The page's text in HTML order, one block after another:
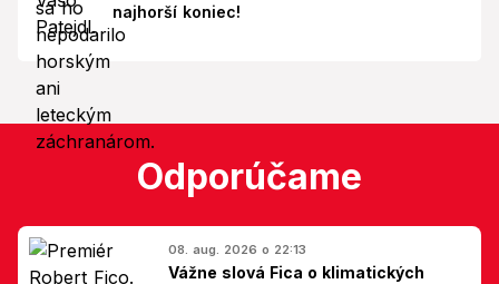
najhorší koniec!
Odporúčame
08. aug. 2026 o 22:13
Vážne slová Fica o klimatických